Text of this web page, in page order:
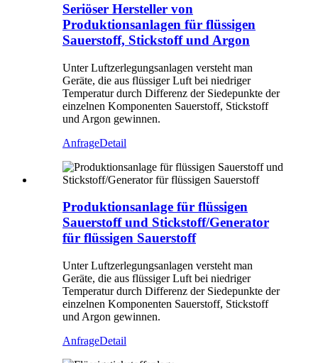
Seriöser Hersteller von
Produktionsanlagen für flüssigen
Sauerstoff, Stickstoff und Argon
Unter Luftzerlegungsanlagen versteht man
Geräte, die aus flüssiger Luft bei niedriger
Temperatur durch Differenz der Siedepunkte der
einzelnen Komponenten Sauerstoff, Stickstoff
und Argon gewinnen.
AnfrageDetail
Produktionsanlage für flüssigen
Sauerstoff und Stickstoff/Generator
für flüssigen Sauerstoff
Unter Luftzerlegungsanlagen versteht man
Geräte, die aus flüssiger Luft bei niedriger
Temperatur durch Differenz der Siedepunkte der
einzelnen Komponenten Sauerstoff, Stickstoff
und Argon gewinnen.
AnfrageDetail